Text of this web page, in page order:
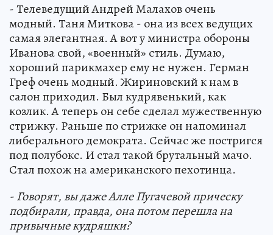
- Телеведущий Андрей Малахов очень
модный. Таня Миткова - она из всех ведущих
самая элегантная. А вот у министра обороны
Иванова свой, «военный» стиль. Думаю,
хороший парикмахер ему не нужен. Герман
Греф очень модный. Жириновский к нам в
салон приходил. Был кудрявенький, как
козлик. А теперь он себе сделал мужественную
стрижку. Раньше по стрижке он напоминал
либерального демократа. Сейчас же постригся
под полубокс. И стал такой брутальный мачо.
Стал похож на американского пехотинца.
- Говорят, вы даже Алле Пугачевой прическу
подбирали, правда, она потом перешла на
привычные кудряшки?